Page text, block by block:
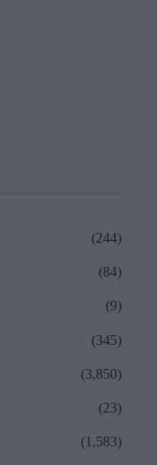
(244)
(84)
(9)
(345)
(3,850)
(23)
(1,583)